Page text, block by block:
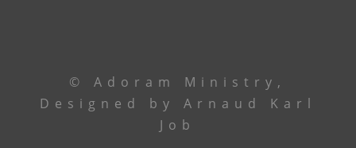
© Adoram Ministry,
Designed by Arnaud Karl
Job